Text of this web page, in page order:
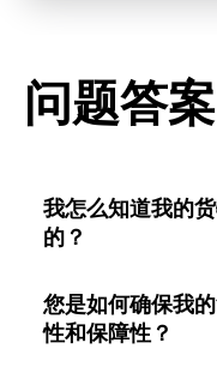
问题答案
我怎么知道我的
的？
您是如何确保我
性和保障性？